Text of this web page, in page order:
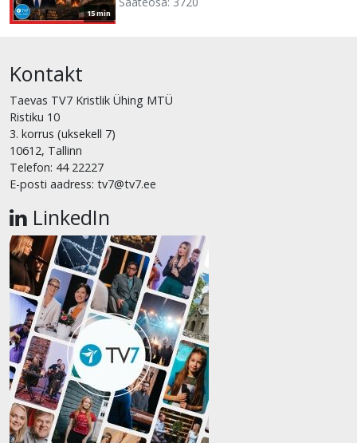
15 min
Kontakt
Taevas TV7 Kristlik Ühing MTÜ
Ristiku 10
3. korrus (uksekell 7)
10612, Tallinn
Telefon: 44 22227
E-posti aadress: tv7@tv7.ee
LinkedIn